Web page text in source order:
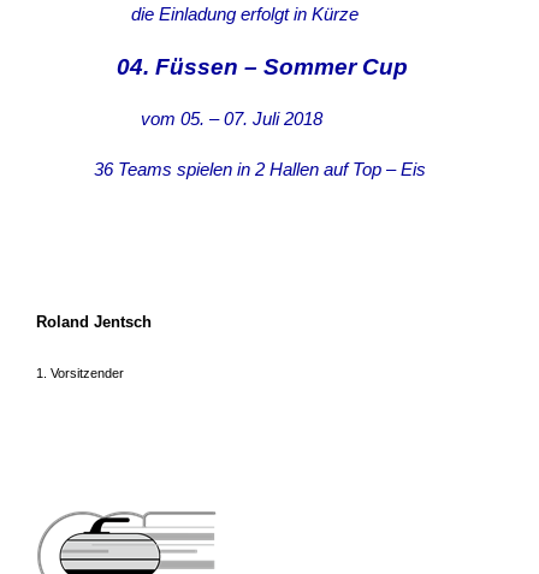
die Einladung erfolgt in Kürze
04. Füssen – Sommer Cup
vom 05. – 07. Juli 2018
36 Teams spielen in 2 Hallen auf Top – Eis
Roland Jentsch
1. Vorsitzender